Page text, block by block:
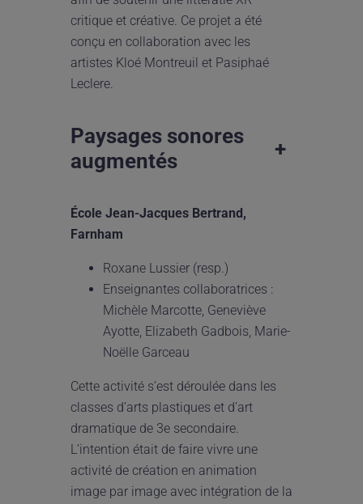
critique et créative. Ce projet a été
conçu en collaboration avec les
artistes Kloé Montreuil et Pasiphaé
Leclere.
Paysages sonores
augmentés
+
École Jean-Jacques Bertrand,
Farnham
Roxane Lussier (resp.)
Enseignantes collaboratrices :
Michèle Marcotte, Geneviève
Ayotte, Elizabeth Gadbois, Marie-
Noëlle Garceau
Cette activité s’est déroulée dans les
classes d’arts plastiques et d’art
dramatique de 3e secondaire.
L’intention était de faire vivre une
activité de création en animation
image par image avec intégration de la